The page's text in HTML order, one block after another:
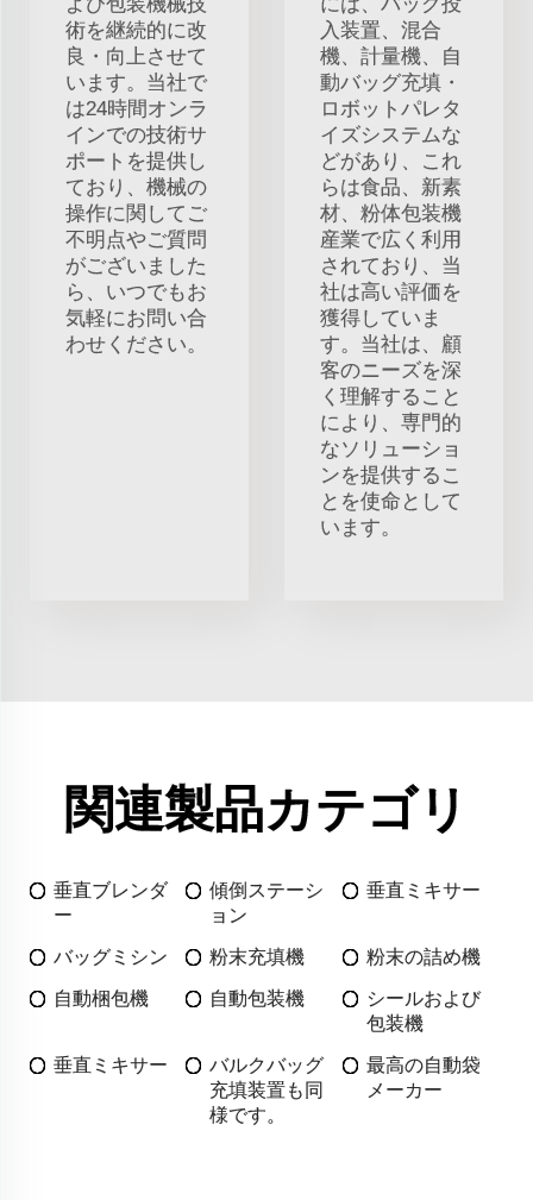
術を継続的に改
良・向上させて
います。当社で
は24時間オンラ
インでの技術サ
ポートを提供し
ており、機械の
操作に関してご
不明点やご質問
がございました
ら、いつでもお
気軽にお問い合
わせください。
入装置、混合
機、計量機、自
動バッグ充填・
ロボットパレタ
イズシステムな
どがあり、これ
らは食品、新素
材、粉体包装機
産業で広く利用
されており、当
社は高い評価を
獲得していま
す。当社は、顧
客のニーズを深
く理解すること
により、専門的
なソリューショ
ンを提供するこ
とを使命として
います。
関連製品カテゴリ
垂直ブレンダ
ー
傾倒ステーシ
ョン
垂直ミキサー
バッグミシン 粉末充填機 粉末の詰め機
自動梱包機 自動包装機
シールおよび
包装機
垂直ミキサー
バルクバッグ
充填装置も同
様です。
最高の自動袋
メーカー